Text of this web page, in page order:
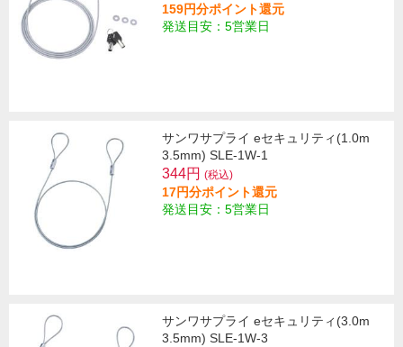
159円分ポイント還元
発送目安：5営業日
サンワサプライ eセキュリティ(1.0m
3.5mm) SLE-1W-1
344円 (税込)
17円分ポイント還元
発送目安：5営業日
サンワサプライ eセキュリティ(3.0m
3.5mm) SLE-1W-3